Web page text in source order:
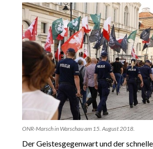
ONR-Marsch in Warschau am 15. August 2018.
Der Geistesgegenwart und der